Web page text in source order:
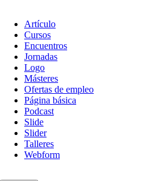
contenido
Artículo
Cursos
Encuentros
Jornadas
Logo
Másteres
Ofertas de empleo
Página básica
Podcast
Slide
Slider
Talleres
Webform